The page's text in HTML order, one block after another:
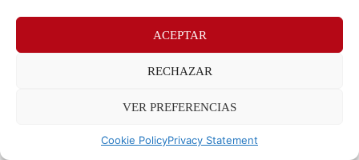
ACEPTAR
RECHAZAR
VER PREFERENCIAS
Cookie PolicyPrivacy Statement